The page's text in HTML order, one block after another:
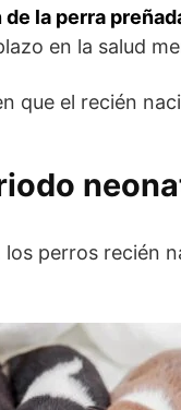
la perra
en la salud
que el recién
perros recién